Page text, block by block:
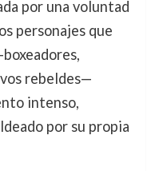
por una voluntad
personajes que
rebeldes—
intenso,
por su propia